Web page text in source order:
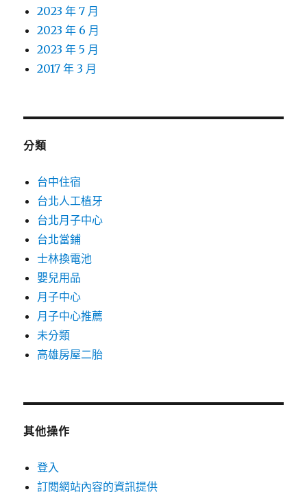
2023 年 7 月
2023 年 6 月
2023 年 5 月
2017 年 3 月
分類
台中住宿
台北人工植牙
台北月子中心
台北當鋪
士林換電池
嬰兒用品
月子中心
月子中心推薦
未分類
高雄房屋二胎
其他操作
登入
訂閱網站內容的資訊提供